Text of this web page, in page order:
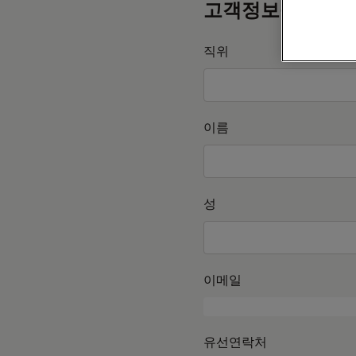
고객정보를 작성
직위
이름
성
이메일
유선연락처